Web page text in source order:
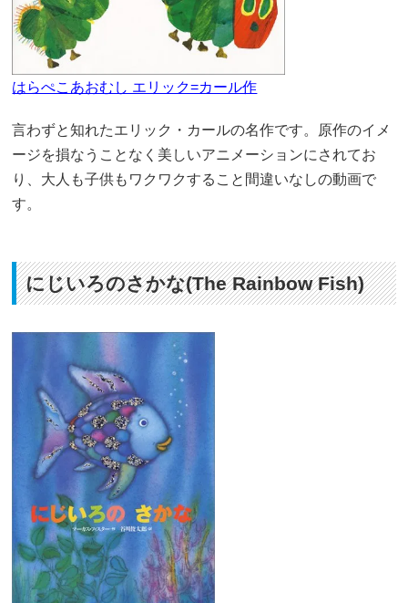
はらぺこあおむし エリック=カール作
言わずと知れたエリック・カールの名作です。原作のイメ
ージを損なうことなく美しいアニメーションにされてお
り、大人も子供もワクワクすること間違いなしの動画で
す。
にじいろのさかな(The Rainbow Fish)